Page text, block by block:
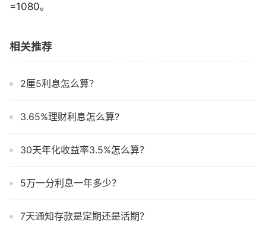
=1080。
相关推荐
2厘5利息怎么算？
3.65%理财利息怎么算?
30天年化收益率3.5%怎么算？
5万一分利息一年多少？
7天通知存款是定期还是活期？